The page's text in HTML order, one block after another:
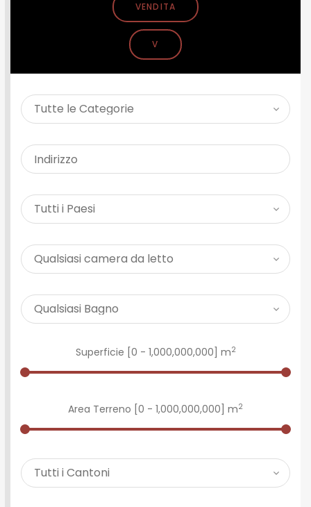
VENDITA
V
Superficie [ 0 - 1,000,000,000 ] m2
Area Terreno [ 0 - 1,000,000,000 ] m2